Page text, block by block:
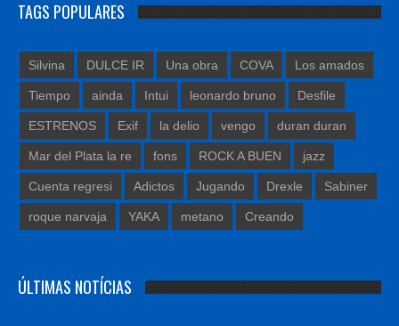
TAGS POPULARES
Silvina DULCE IR Una obra COVA Los amados
Tiempo ainda Intui leonardo bruno Desfile
ESTRENOS Exif la delio vengo duran duran
Mar del Plata la re fons ROCK A BUEN jazz
Cuenta regresi Adictos Jugando Drexle Sabiner
roque narvaja YAKA metano Creando
ÚLTIMAS NOTÍCIAS